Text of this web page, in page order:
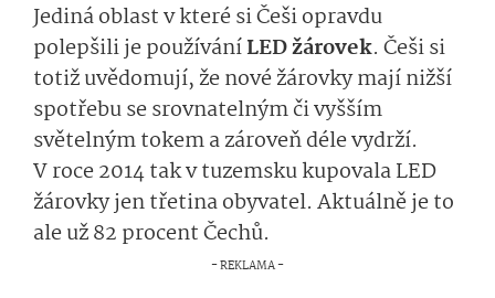
Jediná oblast v které si Češi opravdu
polepšili je používáníLED žárovek. Češi si
totiž uvědomují, že nové žárovky mají nižší
spotřebu se srovnatelným či vyšším
světelným tokem a zároveň déle vydrží.
V roce 2014 tak v tuzemsku kupovala LED
žárovky jen třetina obyvatel. Aktuálně je to
ale už 82 procent Čechů.